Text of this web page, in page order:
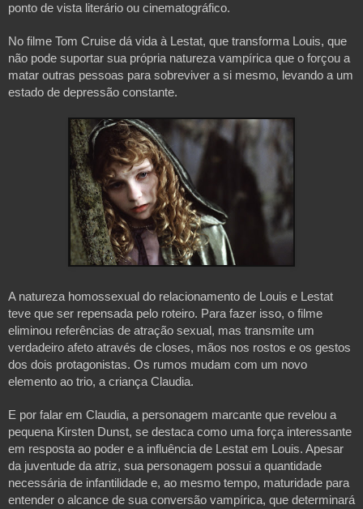
ponto de vista literário ou cinematográfico.
No filme Tom Cruise dá vida à Lestat, que transforma Louis, que
não pode suportar sua própria natureza vampírica que o forçou a
matar outras pessoas para sobreviver a si mesmo, levando a um
estado de depressão constante.
A natureza homossexual do relacionamento de Louis e Lestat
teve que ser repensada pelo roteiro. Para fazer isso, o filme
eliminou referências de atração sexual, mas transmite um
verdadeiro afeto através de closes, mãos nos rostos e os gestos
dos dois protagonistas. Os rumos mudam com um novo
elemento ao trio, a criança Claudia.
E por falar em Claudia, a personagem marcante que revelou a
pequena Kirsten Dunst, se destaca como uma força interessante
em resposta ao poder e a influência de Lestat em Louis. Apesar
da juventude da atriz, sua personagem possui a quantidade
necessária de infantilidade e, ao mesmo tempo, maturidade para
entender o alcance de sua conversão vampírica, que determinará